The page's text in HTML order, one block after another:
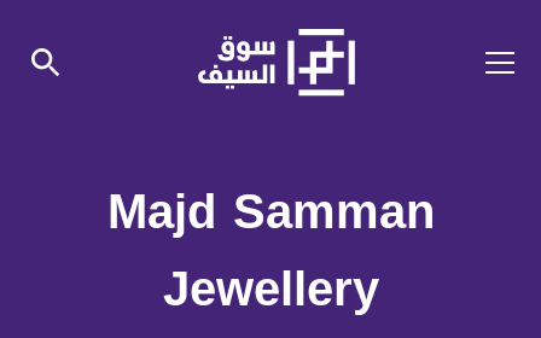
Majd Samman
Jewellery